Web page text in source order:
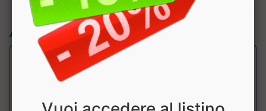
Articoli simili: